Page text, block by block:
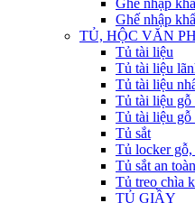
Ghế nhập
Ghế nhập
TỦ, HỘC VĂN
Tủ tài liệu
Tủ tài liệu
Tủ tài liệu
Tủ tài liệu gỗ
Tủ tài liệu gỗ
Tủ sắt
Tủ locker gỗ,
Tủ sắt an toàn
Tủ treo chìa
TỦ GIẦY